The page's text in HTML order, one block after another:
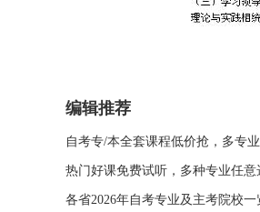
编辑推荐
自考专/本全套课程低价抢，多专
热门好课免费试听，多种专业任意
各省2026年自考专业及主考院校一